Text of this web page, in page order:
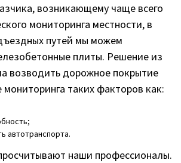
возникающему чаще всего
мониторинга местности, в
путей мы можем
плиты. Решение из
возводить дорожное покрытие
мониторинга таких факторов как:
автотранспорта.
наши профессионалы.